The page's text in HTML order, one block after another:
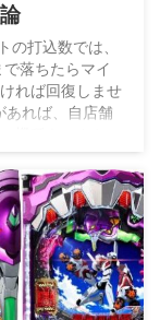
打込数では、
落ちたらマイ
れば回復しませ
れば、自店舗
2, 2026